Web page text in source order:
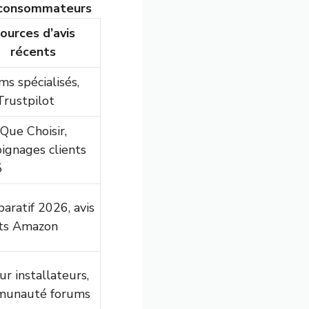
d’avis
récents
spécialisés,
Choisir,
clients
2026, avis
Amazon
installateurs,
forums